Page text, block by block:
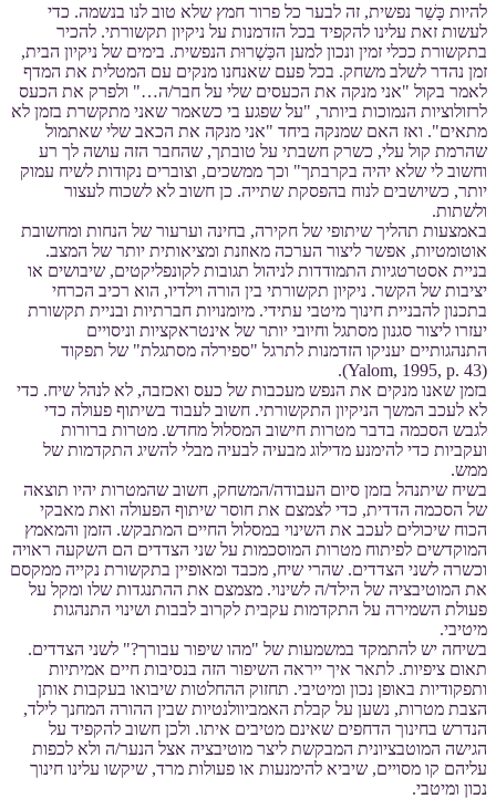
להיות כָּשֵׁר נפשית, זה לבער כל פרור חמץ שלא טוב לנו בנשמה. כדי
לעשות זאת עלינו להקפיד בכל הזדמנות על ניקיון תקשורתי. להכיר
בתקשורת ככלי זמין ונכון למען הכַּשְׁרוּת הנפשית. בימים של ניקיון הבית,
זמן נהדר לשלב משחק. בכל פעם שאנחנו מנקים עם המטלית את המדף
לאמר בקול "אני מנקה את הכעסים שלי על חבר/ה…" ולפרק את הכעס
לרזולוציות הנמוכות ביותר, "על שפגע בי כשאמר שאני מתקשרת בזמן לא
מתאים". ואז האם שמנקה ביחד "אני מנקה את הכאב שלי שאתמול
שהרמת קול עלי, כשרק חשבתי על טובתך, שהחבר הזה עושה לך רע
וחשוב לי שלא יהיה בקרבתך" וכך ממשכים, וצוברים נקודות לשיח עמוק
יותר, כשיושבים לנוח בהפסקת שתייה. כן חשוב לא לשכוח לעצור
ולשתות.
באמצעות תהליך שיתופי של חקירה, בחינה וערעור של הנחות ומחשובת
אוטומטיות, אפשר ליצור הערכה מאוזנת ומציאותית יותר של המצב.
בניית אסטרטגיות התמודדות לניהול תגובות לקונפליקטים, שיבושים או
יציבות של הקשר. ניקיון תקשורתי בין הורה וילדיו, הוא רכיב הכרחי
בתכנון להבניית חינוך מיטבי עתידי. מיומנויות חברתיות ובניית תקשורת
יעזרו ליצור סגנון מסתגל וחיובי יותר של אינטראקציות וניסויים
התנהגותיים יעניקו הזדמנות לתרגל "ספירלה מסתגלת" של תפקוד
(Yalom, 1995, p. 43).
בזמן שאנו מנקים את הנפש מעכבות של כעס ואכזבה, לא לנהל שיח. כדי
לא לעכב המשך הניקיון התקשורתי. חשוב לעבוד בשיתוף פעולה כדי
לגבש הסכמה בדבר מטרות חישוב המסלול מחדש. מטרות ברורות
ועקביות כדי להימנע מדילוג מבעיה לבעיה מבלי להשיג התקדמות של
ממש.
בשיח שיתנהל בזמן סיום העבודה/המשחק, חשוב שהמטרות יהיו תוצאה
של הסכמה הדדית, כדי לצמצם את חוסר שיתוף הפעולה ואת מאבקי
הכוח שיכולים לעכב את השינוי במסלול החיים המתבקש. הזמן והמאמץ
המוקדשים לפיתוח מטרות המוסכמות על שני הצדדים הם השקעה ראויה
וכשרה לשני הצדדים. שהרי שיח, מכבד ומאופיין בתקשורת נקייה ממקסם
את המוטיבציה של הילד/ה לשינוי. מצמצם את ההתנגדות שלו ומקל על
פעולת השמירה על התקדמות עקבית לקרוב לבבות ושינוי התנהגות
מיטיבי.
בשיחה יש להתמקד במשמעות של "מהו שיפור עבורך?" לשני הצדדים.
תאום ציפיות. לתאר איך ייראה השיפור הזה בנסיבות חיים אמיתיות
ותפקודיות באופן נכון ומיטיבי. תחזוק ההחלטות שיבואו בעקבות אותן
הצבת מטרות, נשען על קבלת האמביוולנטיות שבין ההורה המחנך לילד,
הנדרש בחינוך הדחפים שאינם מטיבים איתו. ולכן חשוב להקפיד על
הגישה המוטבציונית המבקשת ליצר מוטיבציה אצל הנער/ה ולא לכפות
עליהם קו מסויים, שיביא להימנעות או פעולות מרד, שיקשו עלינו חינוך
נכון ומיטבי.